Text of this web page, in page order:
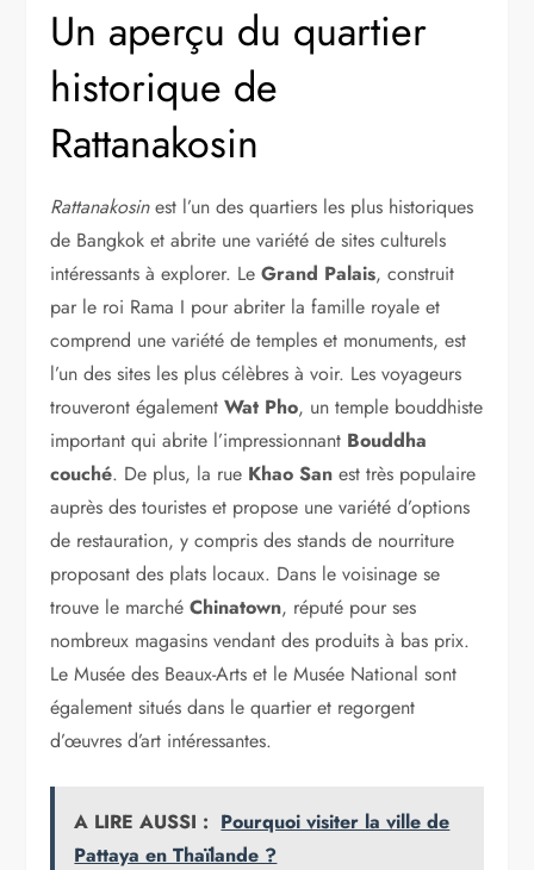
Un aperçu du quartier
historique de
Rattanakosin
Rattanakosinest l’un des quartiers les plus historiques
de Bangkok et abrite une variété de sites culturels
intéressants à explorer. LeGrand Palais, construit
par le roi Rama I pour abriter la famille royale et
comprend une variété de temples et monuments, est
l’un des sites les plus célèbres à voir. Les voyageurs
trouveront égalementWat Pho, un temple bouddhiste
important qui abrite l’impressionnant Bouddha
couché. De plus, la rue Khao San est très populaire
auprès des touristes et propose une variété d’options
de restauration, y compris des stands de nourriture
proposant des plats locaux. Dans le voisinage se
trouve le marchéChinatown, réputé pour ses
nombreux magasins vendant des produits à bas prix.
Le Musée des Beaux-Arts et le Musée National sont
également situés dans le quartier et regorgent
d’œuvres d’art intéressantes.
A LIRE AUSSI : Pourquoi visiter la ville de
Pattaya en Thaïlande ?